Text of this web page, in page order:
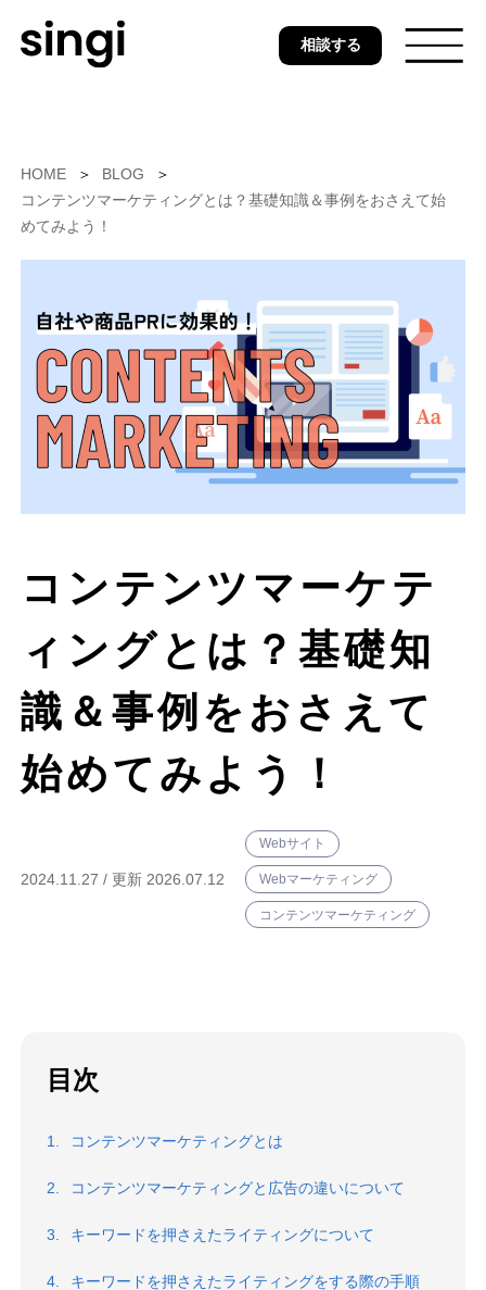
トップ
無料ウェブ診断
サービス
事例
資料ダウンロード
プライバシーポリシー
相談する
HOME
BLOG
コンテンツマーケティングとは？基礎知識＆事例をおさえて始
めてみよう！
コンテンツマーケテ
ィングとは？基礎知
識＆事例をおさえて
始めてみよう！
2024.11.27 / 更新 2026.07.12
Webサイト
Webマーケティング
コンテンツマーケティング
目次
コンテンツマーケティングとは
コンテンツマーケティングと広告の違いについて
キーワードを押さえたライティングについて
キーワードを押さえたライティングをする際の手順